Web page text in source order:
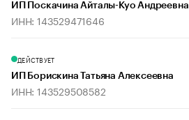
ИП Поскачина Айталы-Куо Андреевна
ИНН: 143529471646
ДЕЙСТВУЕТ
ИП Борискина Татьяна Алексеевна
ИНН: 143529508582